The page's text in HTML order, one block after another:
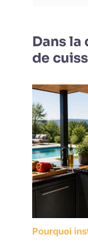
Dans
de
Pourquoi